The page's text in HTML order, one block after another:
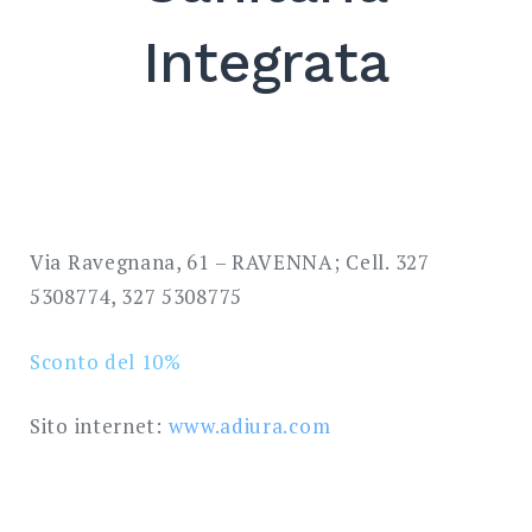
Integrata
Via Ravegnana, 61 – RAVENNA; Cell. 327
5308774, 327 5308775
Sconto del 10%
Sito internet: www.adiura.com